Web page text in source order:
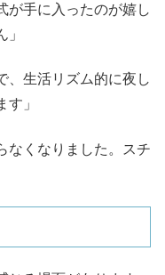
が手に入ったのが嬉し
、生活リズム的に夜し
」
なくなりました。スチ